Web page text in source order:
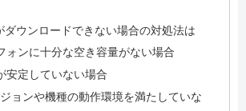
ダウンロードできない場合の対処法は
ォンに十分な空き容量がない場合
安定していない場合
ョンや機種の動作環境を満たしていな